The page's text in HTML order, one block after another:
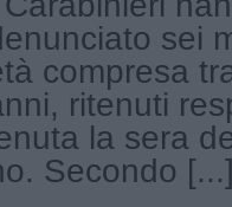
sei
compresa
ritenuti
la sera
Secondo